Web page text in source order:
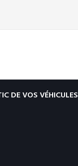
DE VOS VÉHICULES